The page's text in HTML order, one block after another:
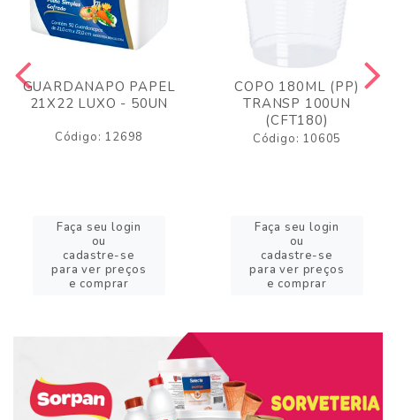
GUARDANAPO PAPEL
21X22 LUXO - 50UN
Código: 12698
Faça seu login
ou
cadastre-se
para ver preços
e comprar
COPO 180ML (PP)
TRANSP 100UN
(CFT180)
Código: 10605
Faça seu login
ou
cadastre-se
para ver preços
e comprar